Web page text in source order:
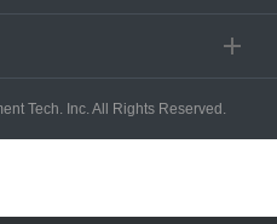
Tech. Inc. All Rights Reserved.